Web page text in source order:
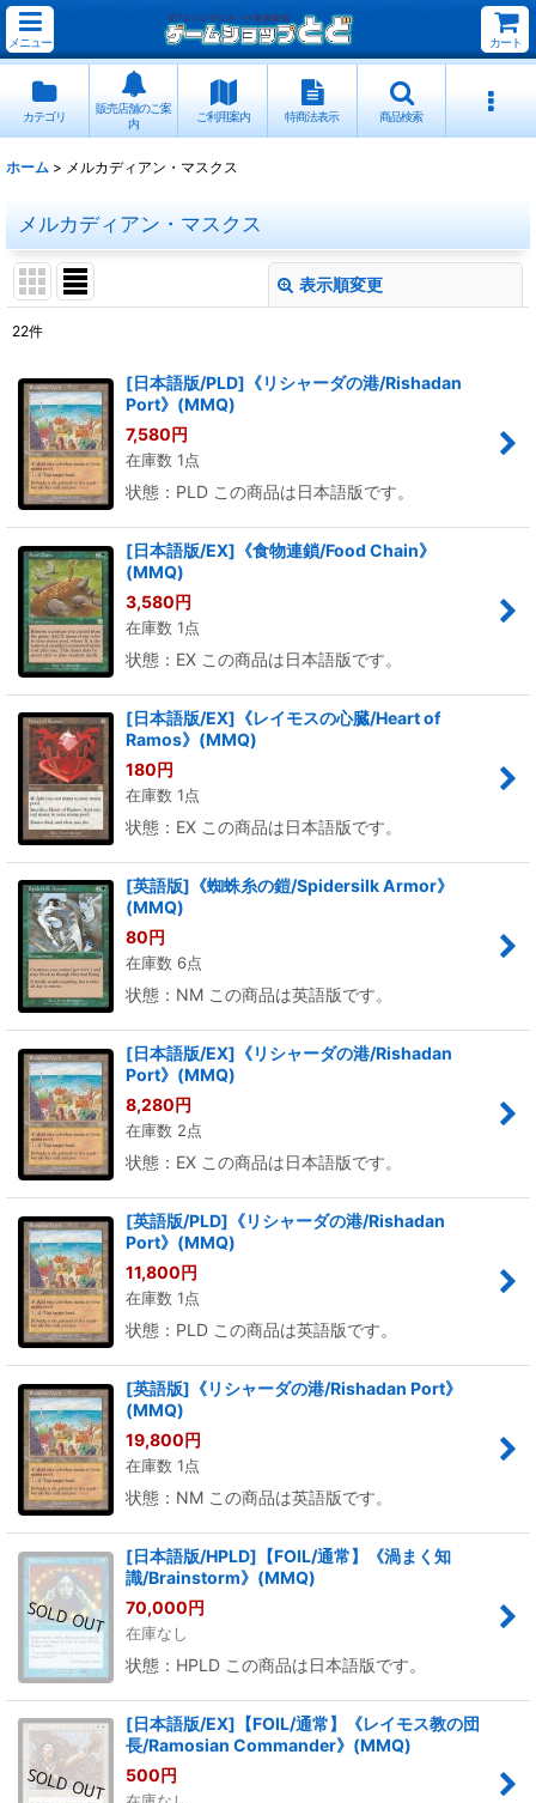
メニュー カート
カテゴリ
販売店舗のご案
内
ご利用案内 特商法表示 商品検索
ホーム > メルカディアン・マスクス
メルカディアン・マスクス
表示順変更
並び順:
絞り込む
22件
[日本語版/PLD]《リシャーダの港/Rishadan
Port》(MMQ)
7,580円
在庫数 1点
状態：PLD この商品は日本語版です。
[日本語版/EX]《食物連鎖/Food Chain》
(MMQ)
3,580円
在庫数 1点
状態：EX この商品は日本語版です。
[日本語版/EX]《レイモスの心臓/Heart of
Ramos》(MMQ)
180円
在庫数 1点
状態：EX この商品は日本語版です。
[英語版]《蜘蛛糸の鎧/Spidersilk Armor》
(MMQ)
80円
在庫数 6点
状態：NM この商品は英語版です。
[日本語版/EX]《リシャーダの港/Rishadan
Port》(MMQ)
8,280円
在庫数 2点
状態：EX この商品は日本語版です。
[英語版/PLD]《リシャーダの港/Rishadan
Port》(MMQ)
11,800円
在庫数 1点
状態：PLD この商品は英語版です。
[英語版]《リシャーダの港/Rishadan Port》
(MMQ)
19,800円
在庫数 1点
状態：NM この商品は英語版です。
[日本語版/HPLD]【FOIL/通常】《渦まく知
識/Brainstorm》(MMQ)
70,000円
在庫なし
状態：HPLD この商品は日本語版です。
[日本語版/EX]【FOIL/通常】《レイモス教の団
長/Ramosian Commander》(MMQ)
500円